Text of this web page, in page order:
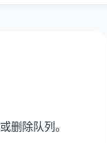
删除队列。